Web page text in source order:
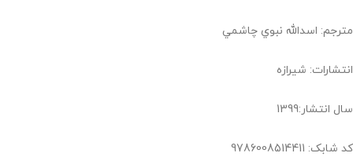
مترجم: اسدالله نبوي چاشمي
انتشارات: شيرازه
سال انتشار:1399
کد شابک: 9786008514411